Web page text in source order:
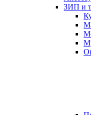
ЗИП и